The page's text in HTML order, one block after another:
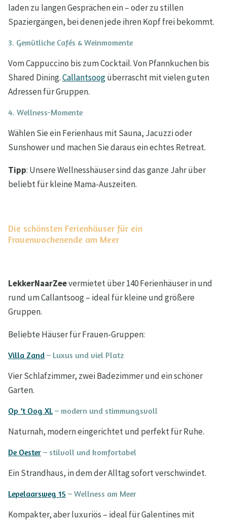
laden zu langen Gesprächen ein – oder zu stillen
Spaziergängen, bei denen jede ihren Kopf frei bekommt.
3. Gemütliche Cafés & Weinmomente
Vom Cappuccino bis zum Cocktail. Von Pfannkuchen bis
Shared Dining.Callantsoogüberrascht mit vielen guten
Adressen für Gruppen.
4. Wellness-Momente
Wählen Sie ein Ferienhaus mit Sauna, Jacuzzi oder
Sunshower und machen Sie daraus ein echtes Retreat.
Tipp: Unsere Wellnesshäuser sind das ganze Jahr über
beliebt für kleine Mama-Auszeiten.
Die schönsten Ferienhäuser für ein
Frauenwochenende am Meer
LekkerNaarZeevermietet über 140 Ferienhäuser in und
rund um Callantsoog – ideal für kleine und größere
Gruppen.
Beliebte Häuser für Frauen-Gruppen:
Villa Zand – Luxus und viel Platz
Vier Schlafzimmer, zwei Badezimmer und ein schöner
Garten.
Op ’t Oog XL – modern und stimmungsvoll
Naturnah, modern eingerichtet und perfekt für Ruhe.
De Oester – stilvoll und komfortabel
Ein Strandhaus, in dem der Alltag sofort verschwindet.
Lepelaarsweg 15 – Wellness am Meer
Kompakter, aber luxuriös – ideal für Galentines mit